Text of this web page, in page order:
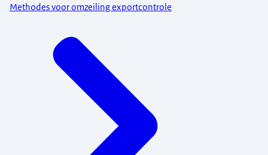
Methodes voor omzeiling exportcontrole